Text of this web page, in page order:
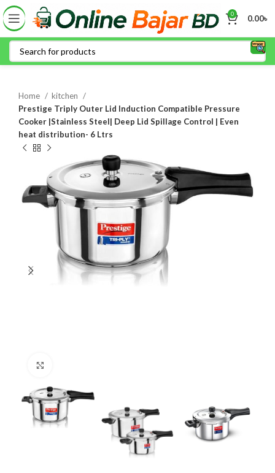
0 0.00৳
Home
kitchen
Prestige Triply Outer Lid Induction Compatible Pressure
Cooker |Stainless Steel| Deep Lid Spillage Control | Even
heat distribution- 6 Ltrs